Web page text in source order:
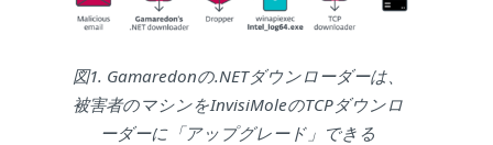
図1. Gamaredonの.NETダウンローダーは、
被害者のマシンをInvisiMoleのTCPダウンロ
ーダーに「アップグレード」できる